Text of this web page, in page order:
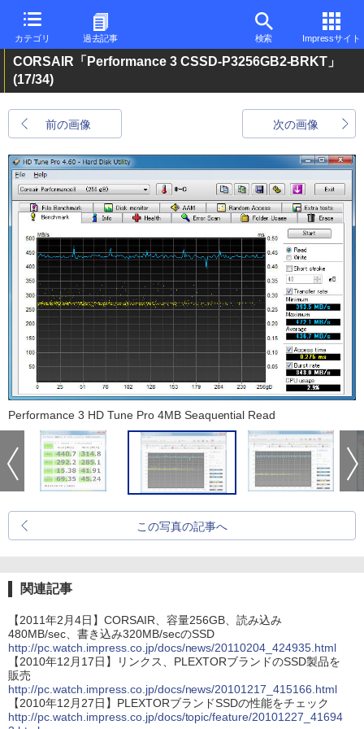
カテゴリ 過去記事 検索 Impressサイト
CORSAIR「Performance 3 CSSD-P3256GB2-BRKT」
(17/34)
前の画像 次の画像
Performance 3 HD Tune Pro 4MB Seaquential Read
この写真の記事へ
関連記事
【2011年2月4日】CORSAIR、容量256GB、読み込み
480MB/sec、書き込み320MB/secのSSD
http://pc.watch.impress.co.jp/docs/news/20110204_424935.html
【2010年12月17日】リンクス、PLEXTORブランドのSSD製品を
販売
http://pc.watch.impress.co.jp/docs/news/20101217_415166.html
【2010年12月27日】PLEXTORブランドSSDの性能をチェック
http://pc.watch.impress.co.jp/docs/topic/feature/20101227_41694